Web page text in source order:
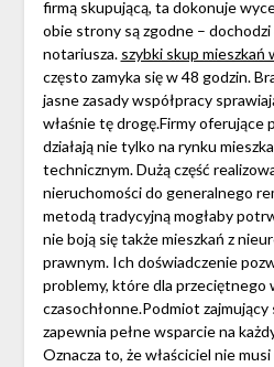
firmą skupującą, ta dokonuje
obie strony są zgodne –
notariusza. szybki skup mieszkań
często zamyka się w 48 godzin.
jasne zasady współpracy
właśnie tę drogę.Firmy oferujące
działają nie tylko na rynku
technicznym. Dużą część
nieruchomości do generalnego
metodą tradycyjną mogłaby
nie boją się także mieszkań z
prawnym. Ich doświadczenie
problemy, które dla przeciętnego
czasochłonne.Podmiot zajmujący
zapewnia pełne wsparcie na
Oznacza to, że właściciel nie